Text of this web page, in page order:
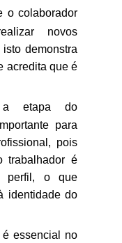
o colaborador
novos
demonstra
acredita que é
a etapa do
para
pois
trabalhador é
perfil, o que
identidade do
é essencial no